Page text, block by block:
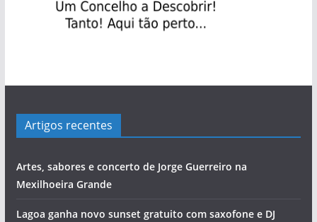
Artigos recentes
Artes, sabores e concerto de Jorge Guerreiro na
Mexilhoeira Grande
Lagoa ganha novo sunset gratuito com saxofone e DJ